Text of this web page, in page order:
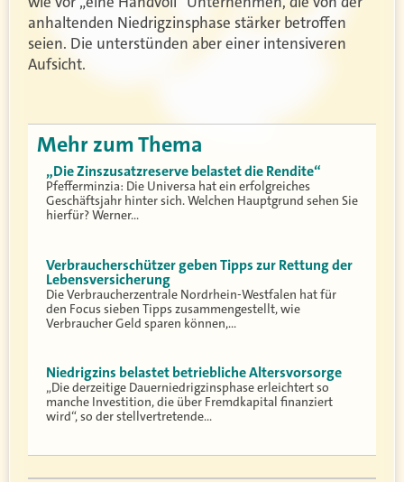
anhaltenden Niedrigzinsphase stärker betroffen
seien. Die unterstünden aber einer intensiveren
Aufsicht.
Mehr zum Thema
„Die Zinszusatzreserve belastet die Rendite“
Pfefferminzia: Die Universa hat ein erfolgreiches
Geschäftsjahr hinter sich. Welchen Hauptgrund sehen Sie
hierfür? Werner…
Verbraucherschützer geben Tipps zur Rettung der
Lebensversicherung
Die Verbraucherzentrale Nordrhein-Westfalen hat für
den Focus sieben Tipps zusammengestellt, wie
Verbraucher Geld sparen können,…
Niedrigzins belastet betriebliche Altersvorsorge
„Die derzeitige Dauerniedrigzinsphase erleichtert so
manche Investition, die über Fremdkapital finanziert
wird“, so der stellvertretende…